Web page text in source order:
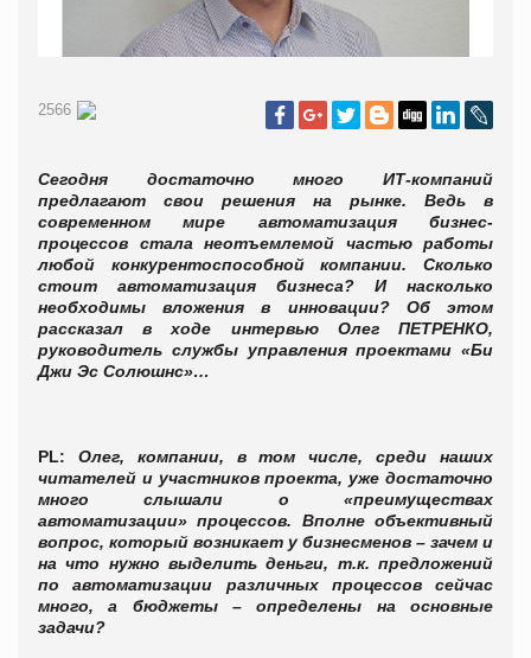
2566
Сегодня достаточно много ИТ-компаний
предлагают свои решения на рынке. Ведь в
современном мире автоматизация бизнес-
процессов стала неотъемлемой частью работы
любой конкурентоспособной компании. Сколько
стоит автоматизация бизнеса? И насколько
необходимы вложения в инновации? Об этом
рассказал в ходе интервью Олег ПЕТРЕНКО,
руководитель службы управления проектами «Би
Джи Эс Солюшнс»…
PL:
Олег, компании, в том числе, среди наших
читателей и участников проекта, уже достаточно
много слышали о «преимуществах
автоматизации» процессов. Вполне объективный
вопрос, который возникает у бизнесменов – зачем и
на что нужно выделить деньги, т.к. предложений
по автоматизации различных процессов сейчас
много, а бюджеты – определены на основные
задачи?